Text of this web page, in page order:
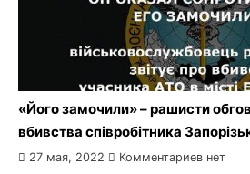
«Його замочили» – рашисти
вбивства співробітника
27 мая, 2022 Комментариев нет